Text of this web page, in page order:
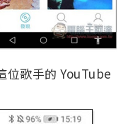
位歌手的 YouTube